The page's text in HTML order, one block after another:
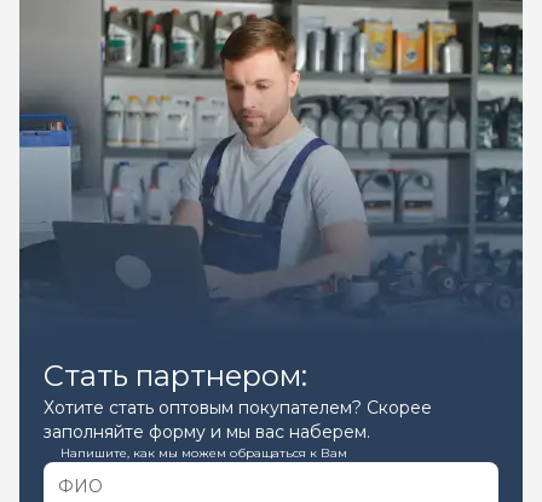
Стать партнером:
Хотите стать оптовым покупателем? Скорее
заполняйте форму и мы вас наберем.
Напишите, как мы можем обращаться к Вам